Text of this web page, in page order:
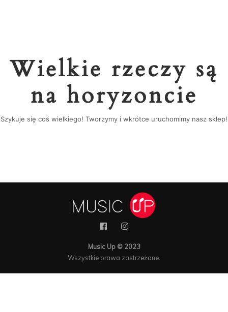
Wielkie rzeczy są
na horyzoncie
Szykuje się coś wielkiego! Tworzymy i wkrótce uruchomimy nasz sklep!
Music Up © 2023
Wszystkie prawa zastrzeżone.